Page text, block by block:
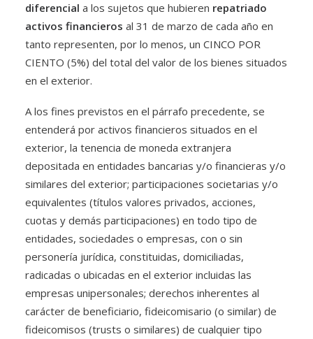
diferencial a los sujetos que hubieren repatriado
activos financieros al 31 de marzo de cada año en
tanto representen, por lo menos, un CINCO POR
CIENTO (5%) del total del valor de los bienes situados
en el exterior.
A los fines previstos en el párrafo precedente, se
entenderá por activos financieros situados en el
exterior, la tenencia de moneda extranjera
depositada en entidades bancarias y/o financieras y/o
similares del exterior; participaciones societarias y/o
equivalentes (títulos valores privados, acciones,
cuotas y demás participaciones) en todo tipo de
entidades, sociedades o empresas, con o sin
personería jurídica, constituidas, domiciliadas,
radicadas o ubicadas en el exterior incluidas las
empresas unipersonales; derechos inherentes al
carácter de beneficiario, fideicomisario (o similar) de
fideicomisos (trusts o similares) de cualquier tipo